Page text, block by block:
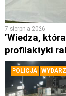
7 sierpnia 2026
’Wiedza,
profilaktyki
POLICJA